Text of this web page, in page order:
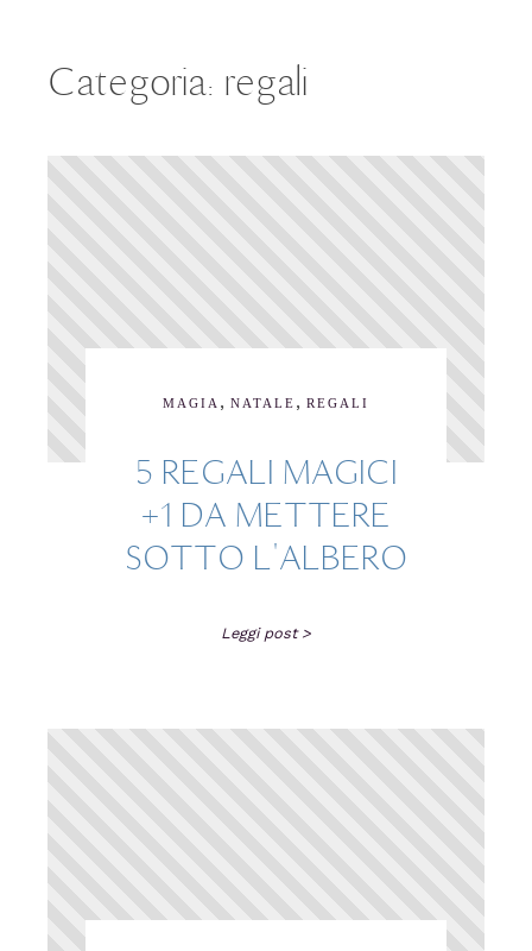
Categoria: regali
MAGIA , NATALE , REGALI
5 REGALI MAGICI
+1 DA METTERE
SOTTO L'ALBERO
Leggi post >